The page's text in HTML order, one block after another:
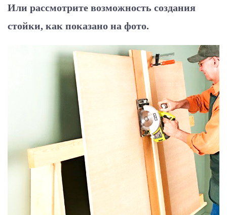
Или рассмотрите возможность создания
стойки, как показано на фото.